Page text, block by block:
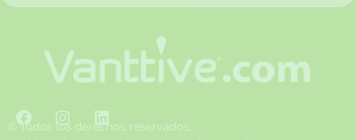
F
a
I
n
L
i
© Todos los derechos reservados.